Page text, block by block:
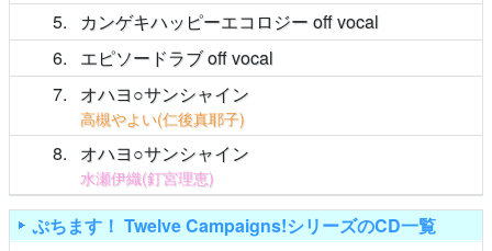
5
カンゲキハッピーエコロジー off vocal
6
エピソードラブ off vocal
7
オハヨ○サンシャイン
高槻やよい(仁後真耶子)
8 オハヨ○サンシャイン
水瀬伊織(釘宮理恵)
ぷちます！ Twelve Campaigns!シリーズのCD一覧